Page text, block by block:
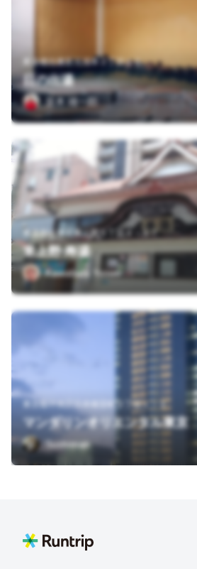
東京都台東区元浅草２丁目１０
日の出湯
並木 雄一郎
東京都台東区東上野５丁目４－１７
東上野 寿湯
Kawabata Yasuo
東京都中央区日本橋室町２丁目１－１
マンダリンオリエンタル東京
Sushiman